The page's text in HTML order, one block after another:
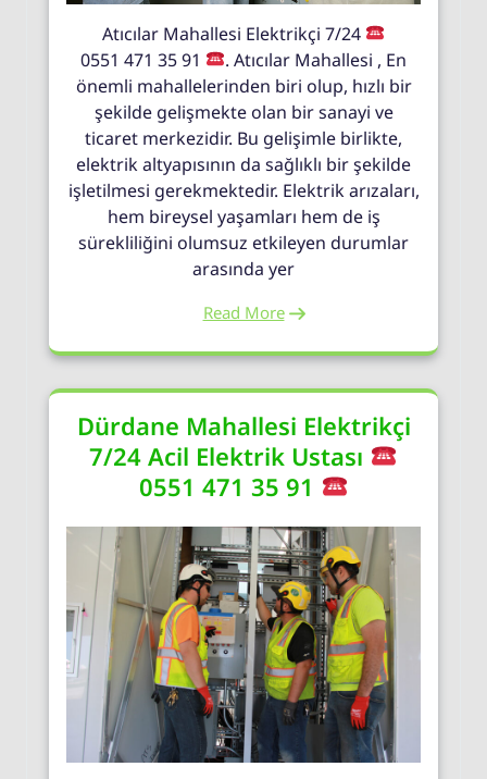
Atıcılar Mahallesi Elektrikçi 7/24
0551 471 35 91
. Atıcılar Mahallesi , En
önemli mahallelerinden biri olup, hızlı bir
şekilde gelişmekte olan bir sanayi ve
ticaret merkezidir. Bu gelişimle birlikte,
elektrik altyapısının da sağlıklı bir şekilde
işletilmesi gerekmektedir. Elektrik arızaları,
hem bireysel yaşamları hem de iş
sürekliliğini olumsuz etkileyen durumlar
arasında yer
Read More
Dürdane Mahallesi Elektrikçi
7/24 Acil Elektrik Ustası
0551 471 35 91